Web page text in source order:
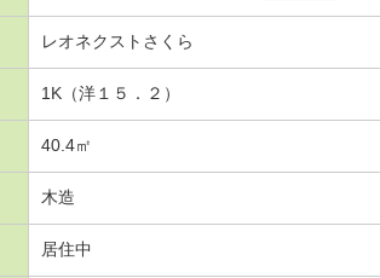
レオネクストさくら
1K（洋１５．２）
40.4㎡
木造
居住中